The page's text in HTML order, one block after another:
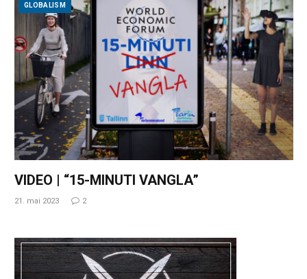
GLOBALISM
VIDEO | “15-MINUTI VANGLA”
21. mai 2023 2